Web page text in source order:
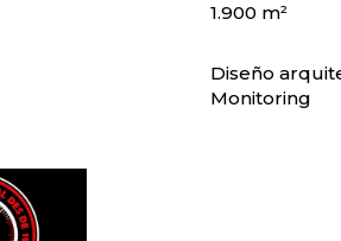
1.900 m²
Diseño
Monitoring